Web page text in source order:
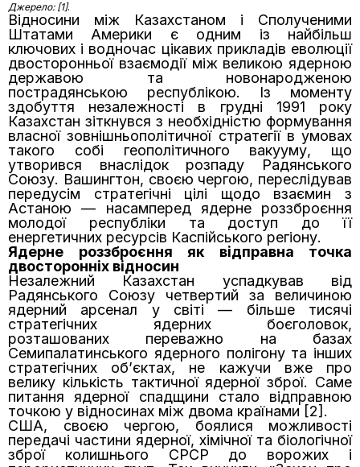
Джерело: [1].
Відносини між Казахстаном і Сполученими
Штатами Америки є одним із найбільш
ключових і водночас цікавих прикладів еволюції
двосторонньої взаємодії між великою ядерною
державою та новонародженою
пострадянською республікою. Із моменту
здобуття незалежності в грудні 1991 року
Казахстан зіткнувся з необхідністю формування
власної зовнішньополітичної стратегії в умовах
такого собі геополітичного вакууму, що
утворився внаслідок розпаду Радянського
Союзу. Вашингтон, своєю чергою, переслідував
передусім стратегічні цілі щодо взаємин з
Астаною — насамперед ядерне роззброєння
молодої республіки та доступ до її
енергетичних ресурсів Каспійського регіону.
Ядерне роззброєння як відправна точка
двосторонніх відносин
Незалежний Казахстан успадкував від
Радянського Союзу четвертий за величиною
ядерний арсенал у світі — більше тисячі
стратегічних ядерних боєголовок,
розташованих переважно на базах
Семипалатинського ядерного полігону та інших
стратегічних об’єктах, не кажучи вже про
велику кількість тактичної ядерної зброї. Саме
питання ядерної спадщини стало відправною
точкою у відносинах між двома країнами [2].
США, своєю чергою, боялися можливості
передачі частини ядерної, хімічної та біологічної
зброї колишнього СРСР до ворожих і